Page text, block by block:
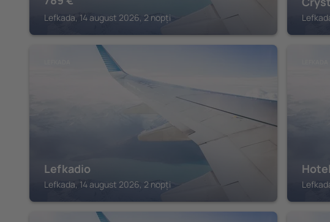
Lefkada, 14 august 2026, 2 nopți
Lefkadio
Lefkada, 14 august 2026, 2 nopți